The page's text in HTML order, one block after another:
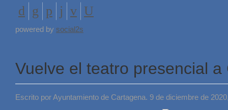
powered by social2s
Vuelve el teatro presencial a
Escrito por Ayuntamiento de Cartagena. 9 de diciembre de